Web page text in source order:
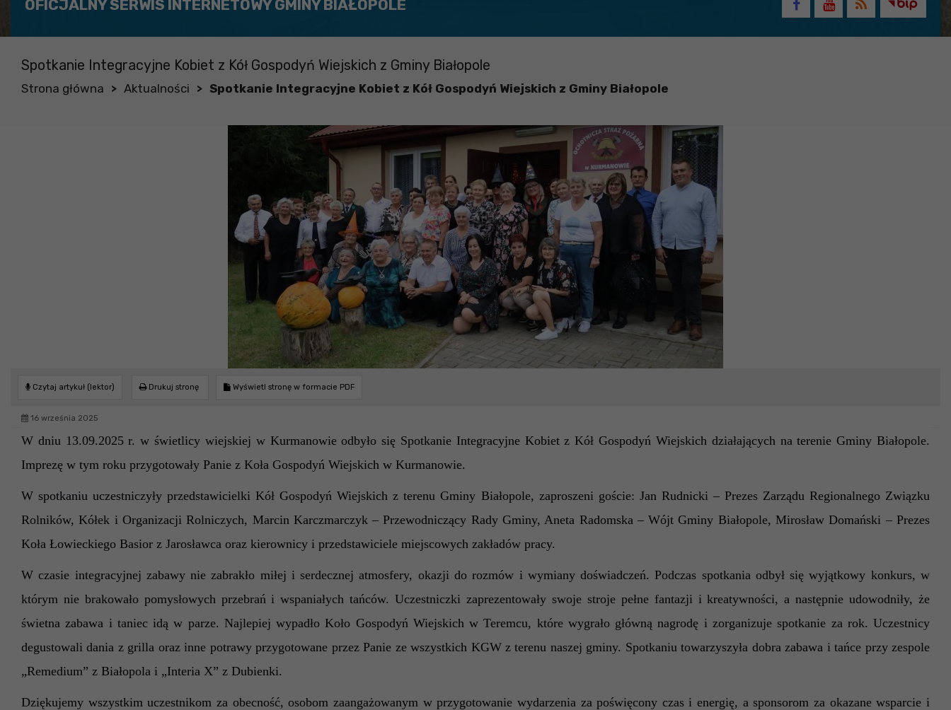
OFICJALNY SERWIS INTERNETOWY GMINY BIAŁOPOLE
Spotkanie Integracyjne Kobiet z Kół Gospodyń Wiejskich z Gminy Białopole
Strona główna > Aktualności > Spotkanie Integracyjne Kobiet z Kół Gospodyń Wiejskich z Gminy Białopole
Czytaj artykuł (lektor) Drukuj stronę Wyświetl stronę w formacie PDF
16 września 2025
W dniu 13.09.2025 r. w świetlicy wiejskiej w Kurmanowie odbyło się Spotkanie Integracyjne Kobiet z Kół Gospodyń Wiejskich działających na terenie Gminy Białopole.
Imprezę w tym roku przygotowały Panie z Koła Gospodyń Wiejskich w Kurmanowie.
Wspotkaniu uczestniczyły przedstawicielki Kół Gospodyń Wiejskich z terenu Gminy Białopole, zaproszeni goście: Jan Rudnicki – Prezes Zarządu Regionalnego Związku
Rolników, Kółek i Organizacji Rolniczych, Marcin Karczmarczyk – Przewodniczący Rady Gminy, Aneta Radomska – Wójt Gminy Białopole,Mirosław Domański – Prezes
Koła Łowieckiego Basior z Jarosławca oraz kierownicy i przedstawiciele miejscowych zakładów pracy.
W czasie integracyjnej zabawy nie zabrakło miłej i serdecznej atmosfery, okazji do rozmów i wymiany doświadczeń. Podczas spotkania odbył się wyjątkowy konkurs, w
którym nie brakowało pomysłowych przebrań i wspaniałych tańców. Uczestniczki zaprezentowały swoje stroje pełne fantazji i kreatywności, a następnie udowodniły, że
świetna zabawa i taniec idą w parze. Najlepiej wypadło Koło Gospodyń Wiejskich w Teremcu, które wygrało główną nagrodę i zorganizuje spotkanie za rok. Uczestnicy
degustowali dania z grilla oraz inne potrawy przygotowane przez Panie ze wszystkich KGW z terenu naszej gminy. Spotkaniu towarzyszyła dobra zabawa i tańce przy zespole
„Remedium” z Białopola i „Interia X” z Dubienki.
Dziękujemy wszystkim uczestnikom za obecność, osobom zaangażowanym w przygotowanie wydarzenia za poświęcony czas i energię, a sponsorom za okazane wsparcie i